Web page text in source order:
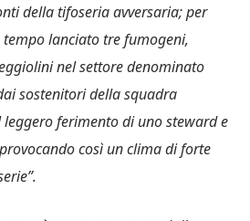
della tifoseria avversaria; per
lanciato tre fumogeni,
nel settore denominato
sostenitori della squadra
ferimento di uno steward e
così un clima di forte